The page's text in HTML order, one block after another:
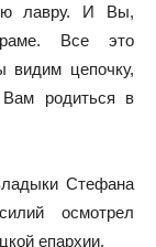
лавру. И Вы,
Все это
видим цепочку,
Вам родиться в
Стефана
осмотрел
епархии.